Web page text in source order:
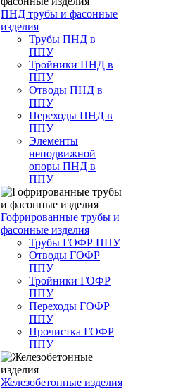
ПНД трубы и фасонные
изделия
Трубы ПНД в
ППУ
Тройники ПНД в
ППУ
Отводы ПНД в
ППУ
Переходы ПНД в
ППУ
Элементы
неподвижной
опоры ПНД в
ППУ
Гофрированные трубы и
фасонные изделия
Трубы ГОФР ППУ
Отводы ГОФР
ППУ
Тройники ГОФР
ППУ
Переходы ГОФР
ППУ
Прочистка ГОФР
ППУ
Железобетонные изделия